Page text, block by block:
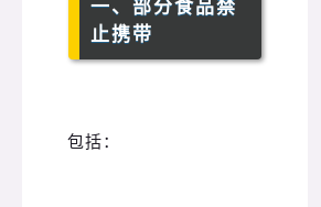
一、部分食品禁
止携带
包括：